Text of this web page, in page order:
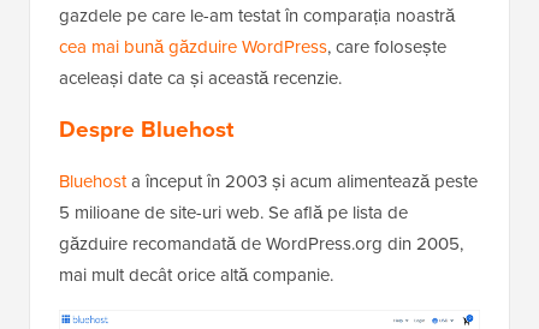
gazdele pe care le-am testat în comparația noastră
cea mai bună găzduire WordPress, care folosește
aceleași date ca și această recenzie.
Despre Bluehost
Bluehosta început în 2003 și acum alimentează peste
5 milioane de site-uri web. Se află pe lista de
găzduire recomandată de WordPress.org din 2005,
mai mult decât orice altă companie.